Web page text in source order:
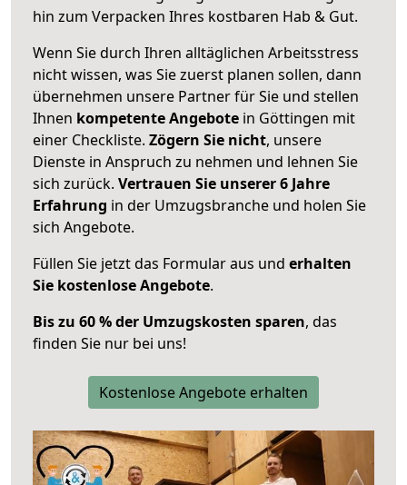
hin zum Verpacken Ihres kostbaren Hab & Gut.
Wenn Sie durch Ihren alltäglichen Arbeitsstress
nicht wissen, was Sie zuerst planen sollen, dann
übernehmen unsere Partner für Sie und stellen
Ihnen kompetente Angebote in Göttingen mit
einer Checkliste. Zögern Sie nicht, unsere
Dienste in Anspruch zu nehmen und lehnen Sie
sich zurück. Vertrauen Sie unserer 6 Jahre
Erfahrung in der Umzugsbranche und holen Sie
sich Angebote.
Füllen Sie jetzt das Formular aus und erhalten
Sie kostenlose Angebote.
Bis zu 60 % der Umzugskosten sparen, das
finden Sie nur bei uns!
Kostenlose Angebote erhalten